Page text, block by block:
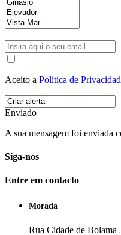
Aceito a Política de
Enviado
A sua mensagem foi enviada
Siga-nos
Entre em contacto
Morada
Rua Cidade de